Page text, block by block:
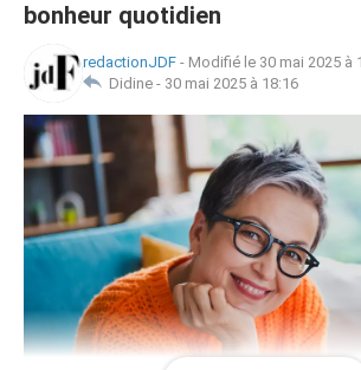
bonheur quotidien
redactionJDF - Modifié le 30 mai 2025 à
Didine - 30 mai 2025 à 18:16